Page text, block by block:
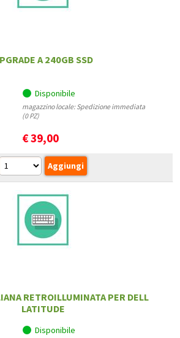
A 240GB SSD
Disponibile
magazzino locale: Spedizione immediata
(0 PZ)
€39,00
RETROILLUMINATA PER DELL
LATITUDE
Disponibile